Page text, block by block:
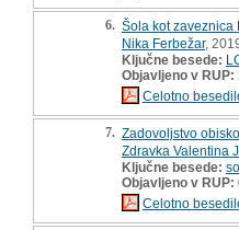
6. Šola kot zaveznica
Nika Ferbežar,
Ključne besede:
Objavljeno v RUP:
Celotno
7. Zadovoljstvo
Zdravka Valentina
Ključne besede:
Objavljeno v RUP:
Celotno